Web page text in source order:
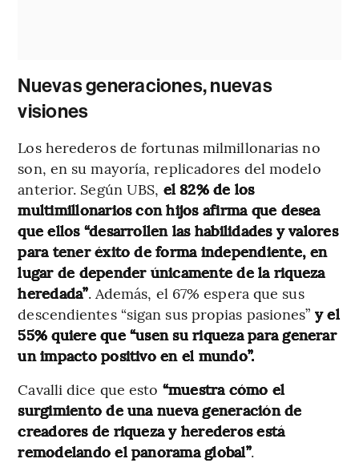
Nuevas generaciones, nuevas
visiones
Los herederos de fortunas milmillonarias no
son, en su mayoría, replicadores del modelo
anterior. Según UBS, el 82% de los
multimillonarios con hijos afirma que desea
que ellos “desarrollen las habilidades y valores
para tener éxito de forma independiente, en
lugar de depender únicamente de la riqueza
heredada”. Además, el 67% espera que sus
descendientes “sigan sus propias pasiones” y el
55% quiere que “usen su riqueza para generar
un impacto positivo en el mundo”.
Cavalli dice que esto “muestra cómo el
surgimiento de una nueva generación de
creadores de riqueza y herederos está
remodelando el panorama global”.